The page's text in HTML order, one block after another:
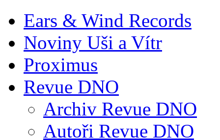
Ears & Wind Records
Noviny Uši a Vítr
Proximus
Revue DNO
Archiv Revue DNO
Autoři Revue DNO